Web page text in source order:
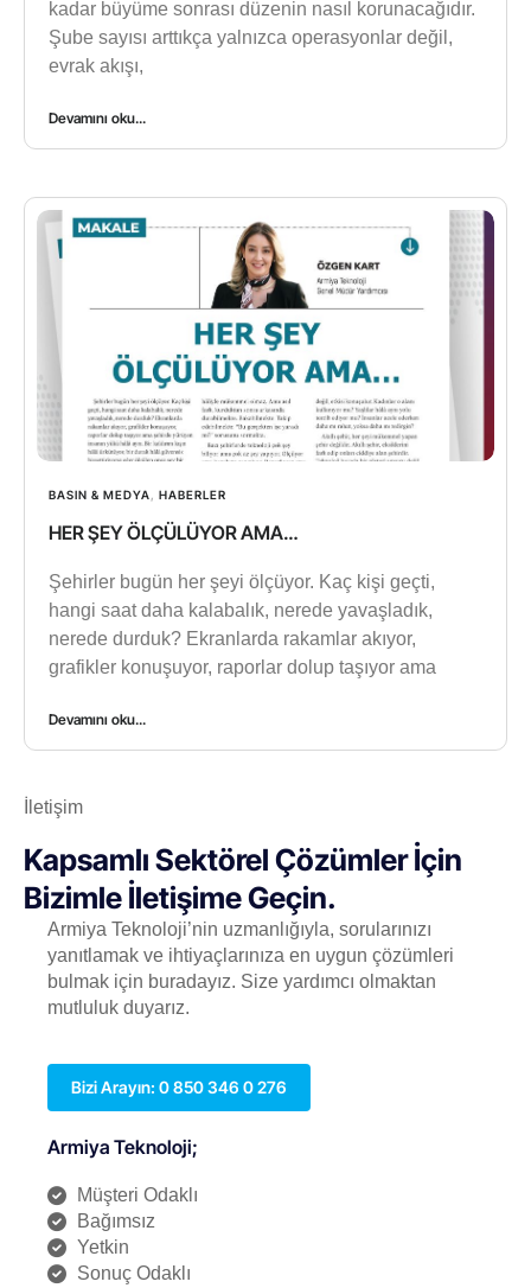
kadar büyüme sonrası düzenin nasıl korunacağıdır.
Şube sayısı arttıkça yalnızca operasyonlar değil,
evrak akışı,
Devamını oku...
BASIN & MEDYA HABERLER
HER ŞEY ÖLÇÜLÜYOR AMA…
Şehirler bugün her şeyi ölçüyor. Kaç kişi geçti,
hangi saat daha kalabalık, nerede yavaşladık,
nerede durduk? Ekranlarda rakamlar akıyor,
grafikler konuşuyor, raporlar dolup taşıyor ama
Devamını oku...
İletişim
Kapsamlı Sektörel Çözümler İçin
Bizimle İletişime Geçin.
Armiya Teknoloji’nin uzmanlığıyla, sorularınızı
yanıtlamak ve ihtiyaçlarınıza en uygun çözümleri
bulmak için buradayız. Size yardımcı olmaktan
mutluluk duyarız.
Bizi Arayın: 0 850 346 0 276
Armiya Teknoloji;
Müşteri Odaklı
Bağımsız
Yetkin
Sonuç Odaklı